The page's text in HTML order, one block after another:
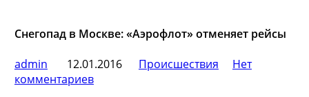
Снегопад в Москве: «Аэрофлот» отменяет рейсы
admin
12.01.2016 Происшествия
Нет
комментариев